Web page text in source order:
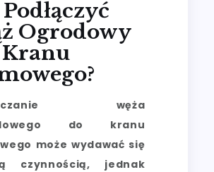
Podłączyć
Ogrodowy
węża
do kranu
może wydawać się
czynnością, jednak